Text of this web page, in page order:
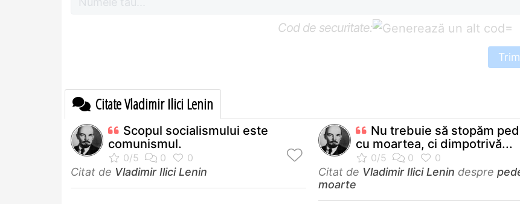
Cod de securitate: =
Citate Vladimir Ilici Lenin
Scopul socialismului este
comunismul.
Citat de Vladimir Ilici Lenin
Nu trebuie să stopăm
cu moartea, ci dimpotrivă...
Citat de Vladimir Ilici Lenin despre
moarte